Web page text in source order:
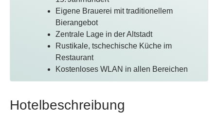
Eigene Brauerei mit traditionellem
Bierangebot
Zentrale Lage in der Altstadt
Rustikale, tschechische Küche im
Restaurant
Kostenloses WLAN in allen Bereichen
Hotelbeschreibung